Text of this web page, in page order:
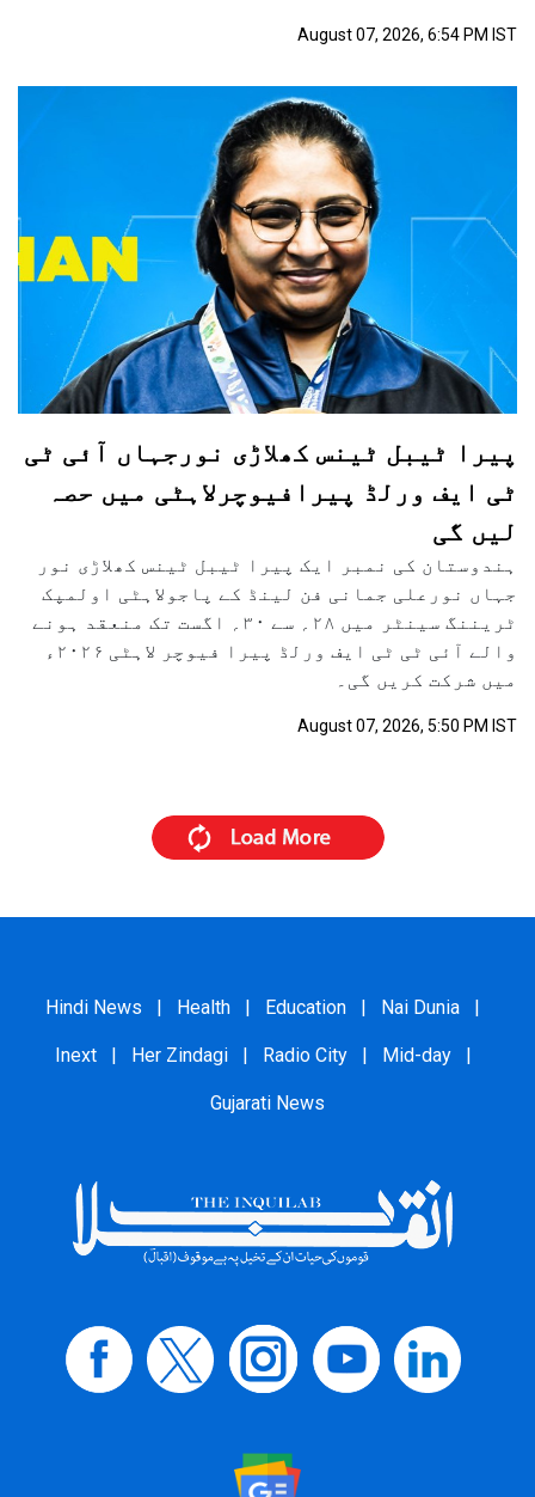
August 07, 2026, 6:54 PM IST
پیرا ٹیبل ٹینس کھلاڑی نورجہاں آئی ٹی
ٹی ایف ورلڈ پیرافیوچرلاہٹی میں حصہ
لیں گی
ہندوستان کی نمبر ایک پیرا ٹیبل ٹینس کھلاڑی نور
جہاں نورعلی جمانی فن لینڈ کے پاجولاہٹی اولمپک
ٹریننگ سینٹر میں ۲۸؍ سے ۳۰؍ اگست تک منعقد ہونے
والے آئی ٹی ٹی ایف ورلڈ پیرا فیوچر لاہٹی ۲۰۲۶ء
میں شرکت کریں گی۔
August 07, 2026, 5:50 PM IST
Hindi News Health Education Nai Dunia
Inext Her Zindagi Radio City Mid-day
Gujarati News